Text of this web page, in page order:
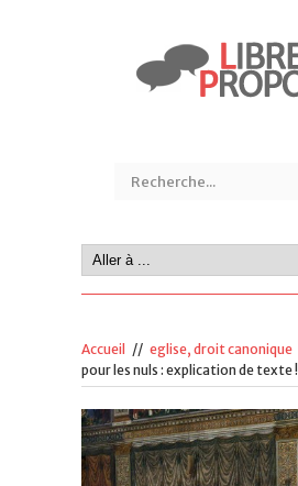
Accueil // eglise, droit canonique
pour les nuls : explication de texte !